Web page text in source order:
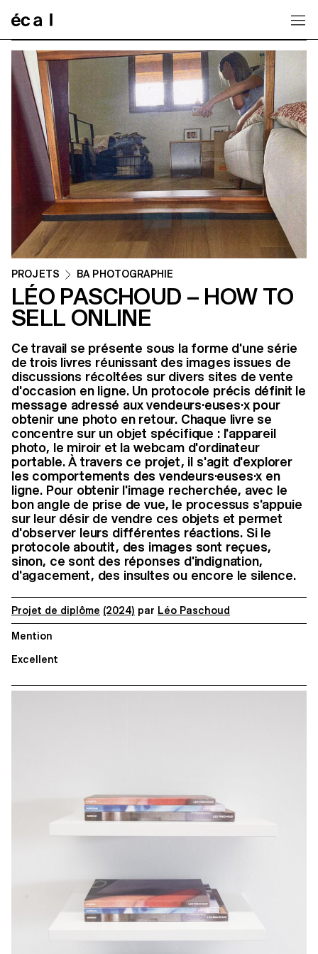
PROJETS BA PHOTOGRAPHIE
LÉO PASCHOUD – HOW TO
SELL ONLINE
Ce travail se présente sous la forme d'une série
de trois livres réunissant des images issues de
discussions récoltées sur divers sites de vente
d'occasion en ligne. Un protocole précis définit le
message adressé aux vendeurs·euses·x pour
obtenir une photo en retour. Chaque livre se
concentre sur un objet spécifique : l'appareil
photo, le miroir et la webcam d'ordinateur
portable. À travers ce projet, il s'agit d'explorer
les comportements des vendeurs·euses·x en
ligne. Pour obtenir l'image recherchée, avec le
bon angle de prise de vue, le processus s'appuie
sur leur désir de vendre ces objets et permet
d'observer leurs différentes réactions. Si le
protocole aboutit, des images sont reçues,
sinon, ce sont des réponses d'indignation,
d'agacement, des insultes ou encore le silence.
Projet de diplôme (2024) par Léo Paschoud
Mention
Excellent